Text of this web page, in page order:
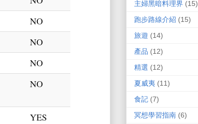
NO
NO
NO
NO
YES
主婦黑暗料理界 (15)
跑步路線介紹 (15)
旅遊 (14)
產品 (12)
精選 (12)
夏威夷 (11)
食記 (7)
冥想學習指南 (6)